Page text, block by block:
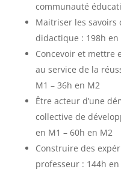
communauté
Maitriser les
didactique : 198h en
Concevoir et mettre
au service de la
M1 – 36h en M2
Être acteur d’une
collective de
en M1 – 60h en M2
Construire des
professeur : 144h